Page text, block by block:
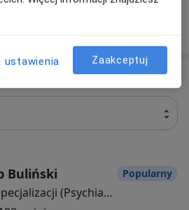
Buliński
W trakcie specjalizacji (Psychiatra)
Popularny
ustawienia Zaakceptuj